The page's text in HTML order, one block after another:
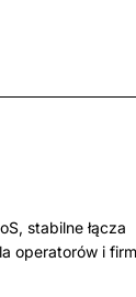
stabilne łącza
operatorów i